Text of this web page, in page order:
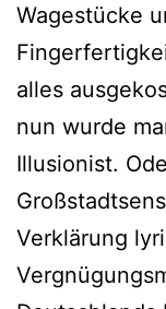
Wagestücke
alles
nun wurde
Illusionist.
Verklärung